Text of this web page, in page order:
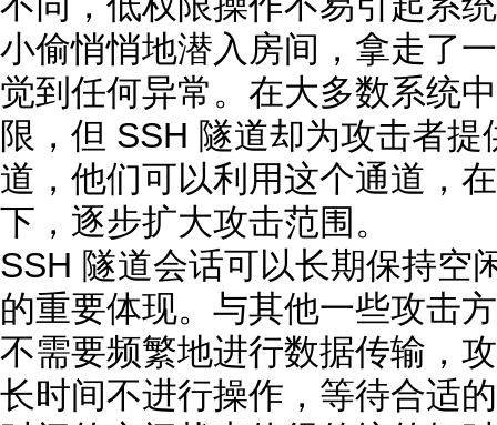
小偷悄悄地潜入房间，拿走了
觉到任何异常。在大多数系统
限，但 SSH 隧道却为攻击者
道，他们可以利用这个通道，
下，逐步扩大攻击范围。
SSH 隧道会话可以长期保持空
的重要体现。与其他一些攻击
不需要频繁地进行数据传输，
长时间不进行操作，等待合适